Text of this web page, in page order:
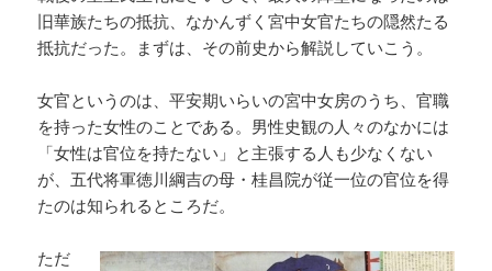
旧華族たちの抵抗、なかんずく宮中女官たちの隠然たる
抵抗だった。まずは、その前史から解説していこう。
女官というのは、平安期いらいの宮中女房のうち、官職
を持った女性のことである。男性史観の人々のなかには
「女性は官位を持たない」と主張する人も少なくない
が、五代将軍徳川綱吉の母・桂昌院が従一位の官位を得
たのは知られるところだ。
ただ